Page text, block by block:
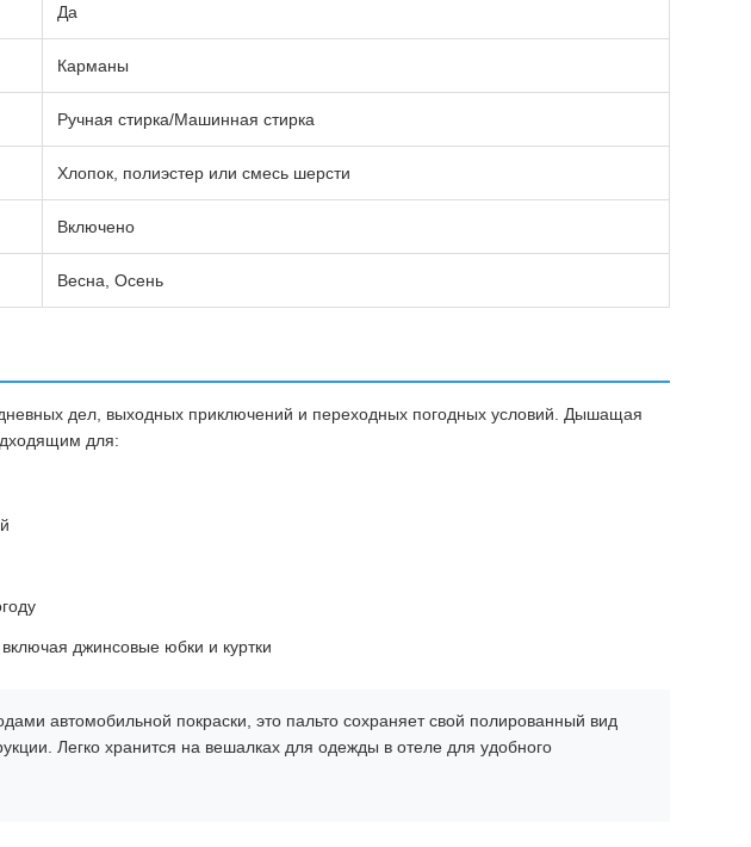
Да
Карманы
Ручная стирка/Машинная стирка
Хлопок, полиэстер или смесь шерсти
Включено
Весна, Осень
дел, выходных приключений и переходных погодных условий. Дышащая
для:
джинсовые юбки и куртки
автомобильной покраски, это пальто сохраняет свой полированный вид
Легко хранится на вешалках для одежды в отеле для удобного